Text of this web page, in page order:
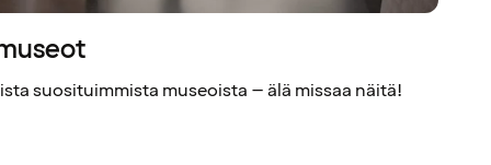
suosituimmista museoista – älä missaa näitä!